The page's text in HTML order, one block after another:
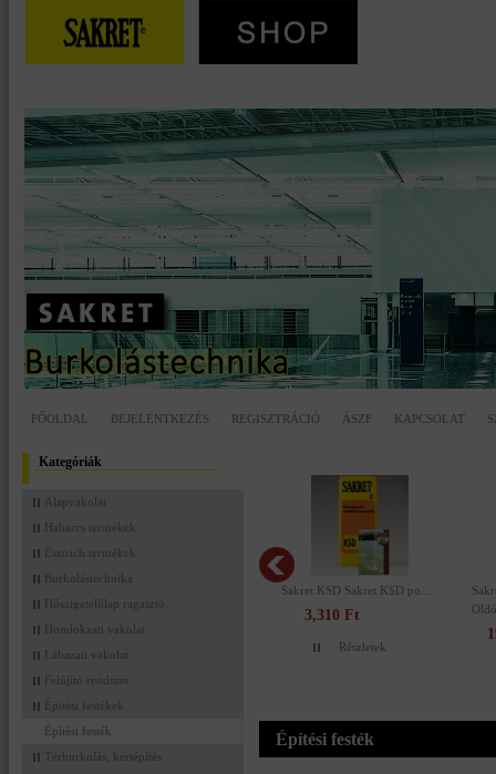
FŐOLDAL BEJELENTKEZÉS REGISZTRÁCIÓ ÁSZF KAPCSOLAT
Kategóriák
Alapvakolat
Habarcs termékek
Esztrich termékek
Burkolástechnika
Hőszigetelőlap ragasztó
Homlokzati vakolat
Lábazati vakolat
Felújító rendszer
Építési festékek
Építési festék
Térburkolás, kertépítés
Sakret KSD Sakret KSD po...
3,310 Ft
Részletek
Sakret
Építési festék